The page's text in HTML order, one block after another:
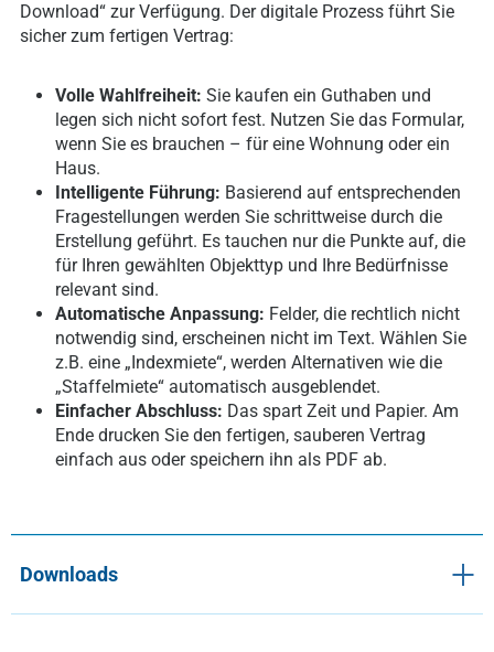
Download“ zur Verfügung. Der digitale Prozess führt Sie
sicher zum fertigen Vertrag:
Volle Wahlfreiheit: Sie kaufen ein Guthaben und
legen sich nicht sofort fest. Nutzen Sie das Formular,
wenn Sie es brauchen – für eine Wohnung oder ein
Haus.
Intelligente Führung: Basierend auf entsprechenden
Fragestellungen werden Sie schrittweise durch die
Erstellung geführt. Es tauchen nur die Punkte auf, die
für Ihren gewählten Objekttyp und Ihre Bedürfnisse
relevant sind.
Automatische Anpassung: Felder, die rechtlich nicht
notwendig sind, erscheinen nicht im Text. Wählen Sie
z.B. eine „Indexmiete“, werden Alternativen wie die
„Staffelmiete“ automatisch ausgeblendet.
Einfacher Abschluss: Das spart Zeit und Papier. Am
Ende drucken Sie den fertigen, sauberen Vertrag
einfach aus oder speichern ihn als PDF ab.
Downloads